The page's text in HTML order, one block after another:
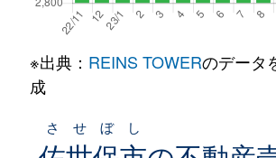
※出典： REINS TOWERのデータ
成
させぼし